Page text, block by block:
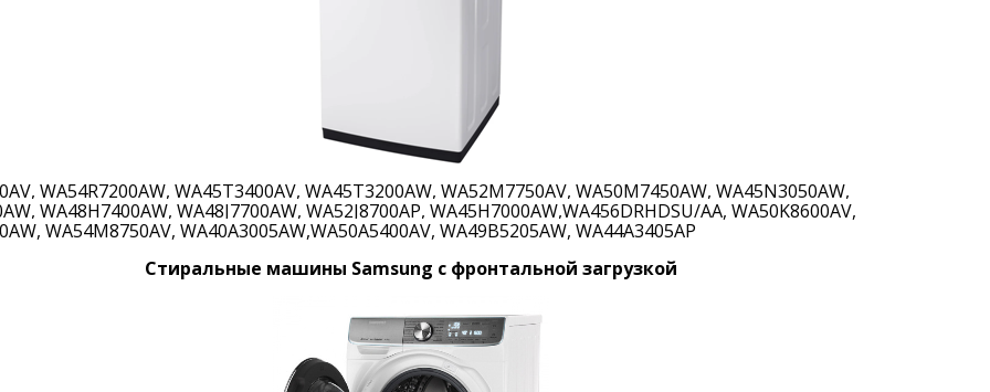
WA54R7200AW, WA45T3400AV, WA45T3200AW, WA52M7750AV, WA50M7450AW, WA45N3050AW,
WA48H7400AW, WA48J7700AW, WA52J8700AP, WA45H7000AW,WA456DRHDSU/AA, WA50K8600AV,
WA54M8750AV, WA40A3005AW,WA50A5400AV, WA49B5205AW, WA44A3405AP
Стиральные машины Samsung с фронтальной загрузкой